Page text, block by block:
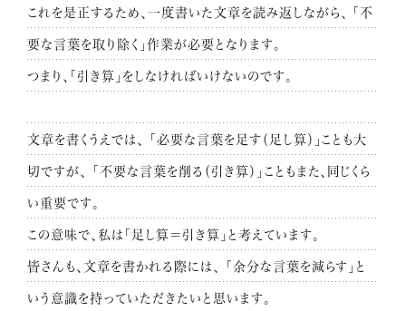
これを是正するため、一度書いた文章を読み返しながら、 「不
要な言葉を取り除く」作業が必要となります。
つまり、「引き算」をしなければいけないのです。
文章を書くうえでは、 「必要な言葉を足す（足し算）」ことも大
切ですが、 「不要な言葉を削る（引き算）」こともまた、同じくら
い重要です。
この意味で、私は「足し算＝引き算」と考えています。
皆さんも、文章を書かれる際には、 「余分な言葉を減らす」と
いう意識を持っていただきたいと思います。